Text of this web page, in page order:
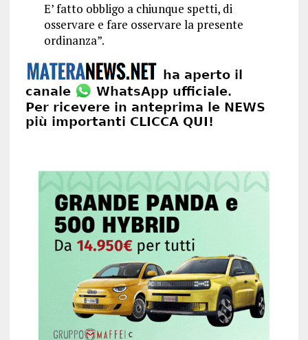
E’ fatto obbligo a chiunque spetti, di
osservare e fare osservare la presente
ordinanza”.